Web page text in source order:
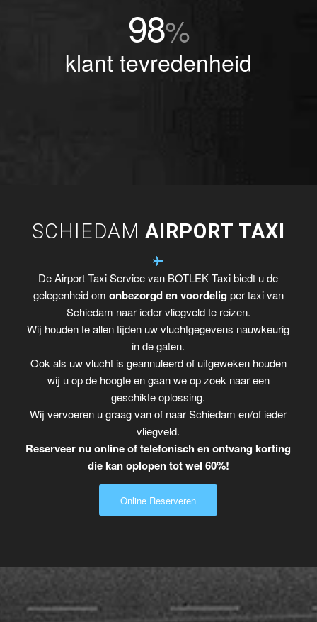
98%
klant tevredenheid
SCHIEDAM AIRPORT TAXI
De Airport Taxi Service van BOTLEK Taxi biedt u de
gelegenheid om onbezorgd en voordelig per taxi van
Schiedam naar ieder vliegveld te reizen.
Wij houden te allen tijden uw vluchtgegevens nauwkeurig
in de gaten.
Ook als uw vlucht is geannuleerd of uitgeweken houden
wij u op de hoogte en gaan we op zoek naar een
geschikte oplossing.
Wij vervoeren u graag van of naar Schiedam en/of ieder
vliegveld.
Reserveer nu online of telefonisch en ontvang korting
die kan oplopen tot wel 60%!
Online Reserveren